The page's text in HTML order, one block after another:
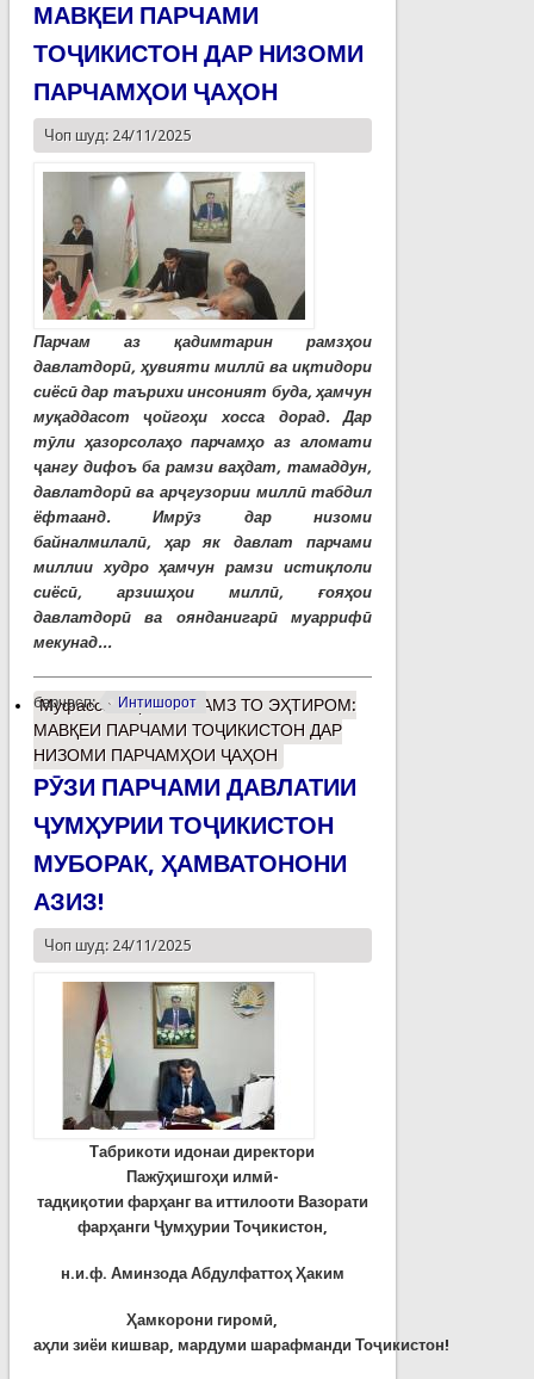
МАВҚЕИ ПАРЧАМИ
ТОҶИКИСТОН ДАР НИЗОМИ
ПАРЧАМҲОИ ҶАҲОН
Чоп шуд: 24/11/2025
Парчам аз қадимтарин рамзҳои
давлатдорӣ, ҳувияти миллӣ ва иқтидори
сиёсӣ дар таърихи инсоният буда, ҳамчун
муқаддасот ҷойгоҳи хосса дорад. Дар
тӯли ҳазорсолаҳо парчамҳо аз аломати
ҷангу дифоъ ба рамзи ваҳдат, тамаддун,
давлатдорӣ ва арҷгузории миллӣ табдил
ёфтаанд. Имрӯз дар низоми
байналмилалӣ, ҳар як давлат парчами
миллии худро ҳамчун рамзи истиқлоли
сиёсӣ, арзишҳои миллӣ, ғояҳои
давлатдорӣ ва оянданигарӣ муаррифӣ
мекунад...
барчасп: Интишорот
Муфассалтаро АЗ РАМЗ ТО ЭҲТИРОМ:
МАВҚЕИ ПАРЧАМИ ТОҶИКИСТОН ДАР
НИЗОМИ ПАРЧАМҲОИ ҶАҲОН
РӮЗИ ПАРЧАМИ ДАВЛАТИИ
ҶУМҲУРИИ ТОҶИКИСТОН
МУБОРАК, ҲАМВАТОНОНИ
АЗИЗ!
Чоп шуд: 24/11/2025
Табрикоти идонаи директори
Пажӯҳишгоҳи илмӣ-
тадқиқотии фарҳанг ва иттилооти Вазорати
фарҳанги Ҷумҳурии Тоҷикистон,
н.и.ф. Аминзода Абдулфаттоҳ Ҳаким
Ҳамкорони гиромӣ,
аҳли зиёи кишвар, мардуми шарафманди Тоҷикистон!